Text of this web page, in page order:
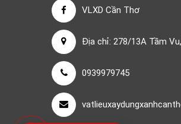
VLXD Cần Thơ
Địa chỉ: 278/13A Tầm
0939979745